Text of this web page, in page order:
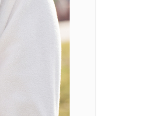
intranetowe
intranetu oferują bezpieczne
oparte na platformie SharePoint
co umożliwia komunikację
i integrację z usługą Active